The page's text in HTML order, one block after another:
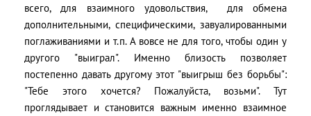
всего, для взаимного удовольствия, для обмена
дополнительными, специфическими, завуалированными
поглаживаниями и т.п. А вовсе не для того, чтобы один у
другого "выиграл". Именно близость позволяет
постепенно давать другому этот "выигрыш без борьбы":
"Тебе этого хочется? Пожалуйста, возьми". Тут
проглядывает и становится важным именно взаимное